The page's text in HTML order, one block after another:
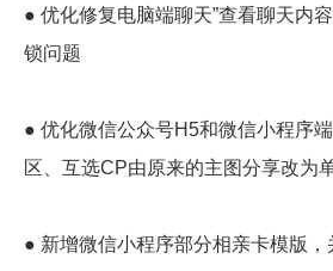
● 优化修复电脑端聊天”查看聊天内
锁问题
● 优化微信公众号H5和微信小程序
区、互选CP由原来的主图分享改为
● 新增微信小程序部分相亲卡模版